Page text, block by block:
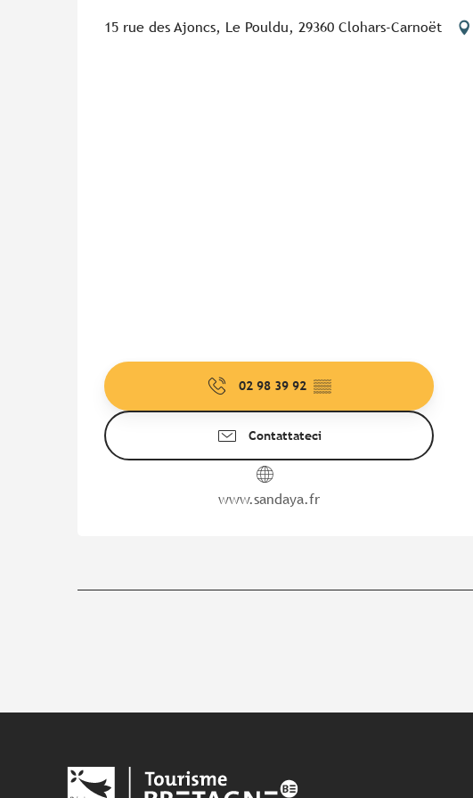
15 rue des Ajoncs, Le Pouldu, 29360 Clohars-Carnoët
02 98 39 92 ▒▒
Contattateci
www.sandaya.fr